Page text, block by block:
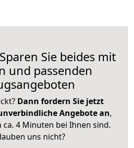
Sie beides mit
und passenden
Dann fordern Sie jetzt
Angebote an,
4 Minuten bei Ihnen sind.
uns nicht?